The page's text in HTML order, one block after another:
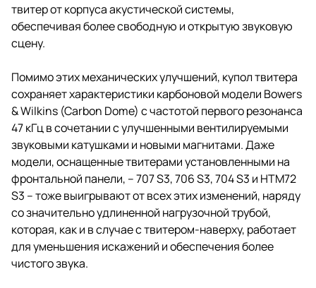
твитер от корпуса акустической системы,
обеспечивая более свободную и открытую звуковую
сцену.
Помимо этих механических улучшений, купол твитера
сохраняет характеристики карбоновой модели Bowers
& Wilkins (Carbon Dome) с частотой первого резонанса
47 кГц в сочетании с улучшенными вентилируемыми
звуковыми катушками и новыми магнитами. Даже
модели, оснащенные твитерами установленными на
фронтальной панели, – 707 S3, 706 S3, 704 S3 и HTM72
S3 – тоже выигрывают от всех этих изменений, наряду
со значительно удлиненной нагрузочной трубой,
которая, как и в случае с твитером-наверху, работает
для уменьшения искажений и обеспечения более
чистого звука.